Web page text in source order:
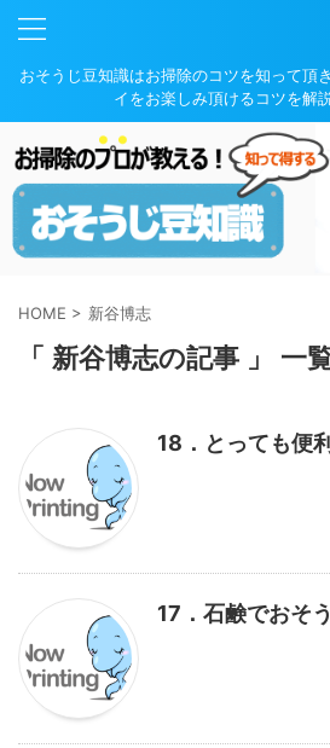
おそうじ豆知識はお掃除のコツを知って頂
イをお楽しみ頂けるコツを解
HOME > 新谷博志
「 新谷博志の記事 」 一
18．とっても便
17．石鹸でおそ